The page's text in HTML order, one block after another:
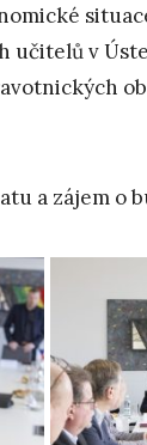
učitelů v
a zájem o